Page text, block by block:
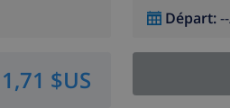
Départ:
$US